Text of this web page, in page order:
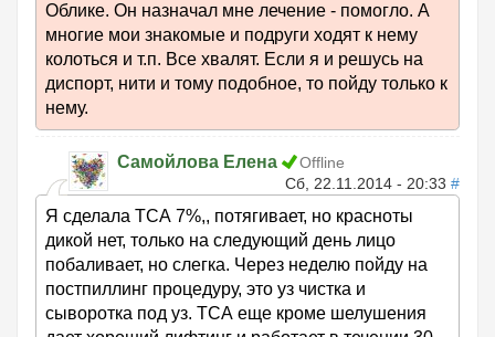
Облике. Он назначал мне лечение - помогло. А
многие мои знакомые и подруги ходят к нему
колоться и т.п. Все хвалят. Если я и решусь на
диспорт, нити и тому подобное, то пойду только к
нему.
Самойлова Елена
Offline
Сб, 22.11.2014 - 20:33 #
Я сделала ТСА 7%,, потягивает, но красноты
дикой нет, только на следующий день лицо
побаливает, но слегка. Через неделю пойду на
постпиллинг процедуру, это уз чистка и
сыворотка под уз. ТСА еще кроме шелушения